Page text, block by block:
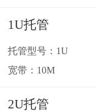
1U托管
托管型号：1U
宽带：10M
2U托管